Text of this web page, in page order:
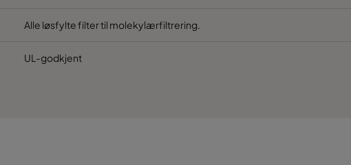
Alle løsfylte filter til molekylærfiltrering.
UL-godkjent